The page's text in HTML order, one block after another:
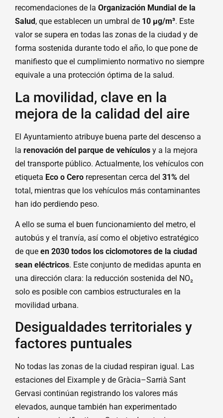
recomendaciones de la Organización Mundial de la
Salud , que establecen un umbral de 10 µg/m³. Este
valor se supera en todas las zonas de la ciudad y de
forma sostenida durante todo el año, lo que pone de
manifiesto que el cumplimiento normativo no siempre
equivale a una protección óptima de la salud.
La movilidad, clave en la
mejora de la calidad del aire
El Ayuntamiento atribuye buena parte del descenso a
la renovación del parque de vehículos y a la mejora
del transporte público. Actualmente, los vehículos con
etiqueta Eco o Cero representan cerca del 31% del
total, mientras que los vehículos más contaminantes
han ido perdiendo peso.
A ello se suma el buen funcionamiento del metro, el
autobús y el tranvía, así como el objetivo estratégico
de que en 2030 todos los ciclomotores de la ciudad
sean eléctricos. Este conjunto de medidas apunta en
una dirección clara: la reducción sostenida del NO₂
solo es posible con cambios estructurales en la
movilidad urbana.
Desigualdades territoriales y
factores puntuales
No todas las zonas de la ciudad respiran igual. Las
estaciones del Eixample y de Gràcia–Sarrià Sant
Gervasi continúan registrando los valores más
elevados, aunque también han experimentado